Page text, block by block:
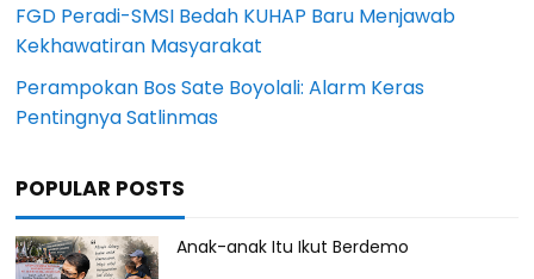
FGD Peradi-SMSI Bedah KUHAP Baru Menjawab
Kekhawatiran Masyarakat
Perampokan Bos Sate Boyolali: Alarm Keras
Pentingnya Satlinmas
POPULAR POSTS
Anak-anak Itu Ikut Berdemo